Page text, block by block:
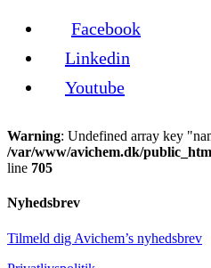
Facebook
Linkedin
Youtube
Warning: Undefined array key
/var/www/avichem.dk/
line 705
Nyhedsbrev
Tilmeld dig Avichem’s nyhedsbrev